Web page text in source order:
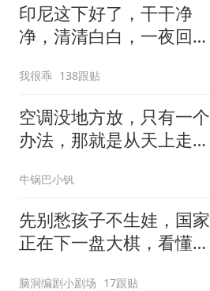
印尼这下好了，干干净
净，清清白白，一夜回到
我很乖 138跟贴
空调没地方放，只有一个
办法，那就是从天上走，
牛锅巴小钒
先别愁孩子不生娃，国家
正在下一盘大棋，看懂的
脑洞编剧小剧场 17跟贴